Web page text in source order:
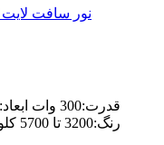
نور سافت لایت Soft Light ky-bk0118 LED LIGHT
رنگ:3200 تا 5700 کلوین منبع تغذیه:برق مستقیم